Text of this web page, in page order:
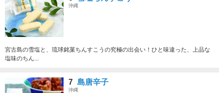
沖縄
宮古島の雪塩と、琉球銘菓ちんすこうの究極の出会い！ひと味違った、上品な
塩味のちん...
7 島唐辛子
沖縄